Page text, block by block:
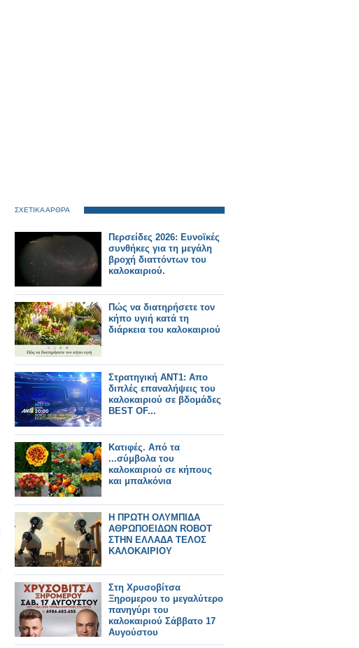
ΣΧΕΤΙΚΑ ΑΡΘΡΑ
Περσείδες 2026: Ευνοϊκές
συνθήκες για τη μεγάλη
βροχή διαττόντων του
καλοκαιριού.
Πώς να διατηρήσετε τον
κήπο υγιή κατά τη
διάρκεια του καλοκαιριού
Στρατηγική ΑΝΤ1: Απο
διπλές επαναλήψεις του
καλοκαιριού σε βδομάδες
BEST OF...
Κατιφές. Από τα
...σύμβολα του
καλοκαιριού σε κήπους
και μπαλκόνια
Η ΠΡΩΤΗ ΟΛΥΜΠΙΔΑ
ΑΘΡΩΠΟΕΙΔΩΝ ROBOT
ΣΤΗΝ ΕΛΛΑΔΑ ΤΕΛΟΣ
ΚΑΛΟΚΑΙΡΙΟΥ
Στη Χρυσοβίτσα
Ξηρομερου το μεγαλύτερο
πανηγύρι του
καλοκαιριού Σάββατο 17
Αυγούστου